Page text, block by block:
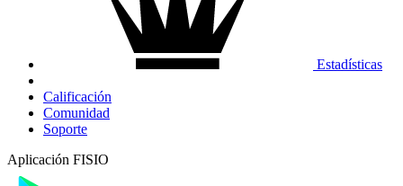
Estadísticas
Calificación
Comunidad
Soporte
Aplicación FISIO